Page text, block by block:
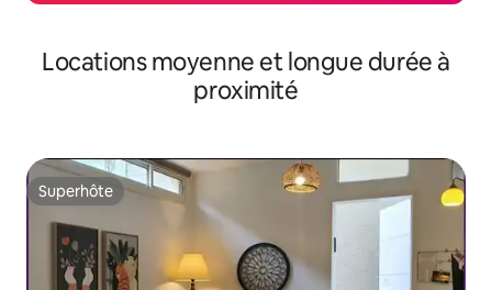
Locations moyenne et longue durée à
proximité
Superhôte
Superhôte